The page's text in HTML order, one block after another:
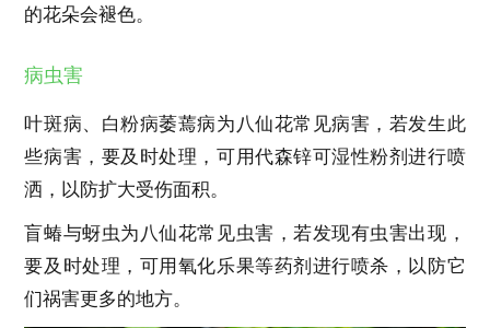
的花朵会褪色。
病虫害
叶斑病、白粉病萎蔫病为八仙花常见病害，若发生此
些病害，要及时处理，可用代森锌可湿性粉剂进行喷
洒，以防扩大受伤面积。
盲蝽与蚜虫为八仙花常见虫害，若发现有虫害出现，
要及时处理，可用氧化乐果等药剂进行喷杀，以防它
们祸害更多的地方。